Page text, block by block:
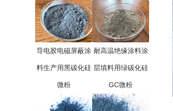
导电胶电磁屏蔽涂
料生产用黑碳化硅
微粉
耐高温绝缘涂料涂
层填料用绿碳化硅
GC微粉